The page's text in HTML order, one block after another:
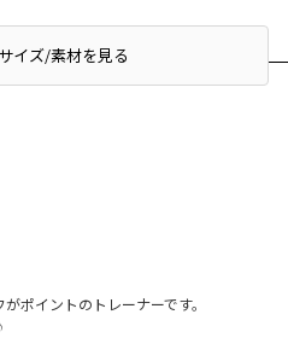
サイズ/素材を見る
ポイントのトレーナーです。